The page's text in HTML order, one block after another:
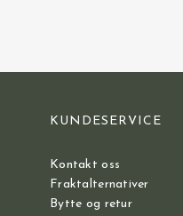
KUNDESERVICE
Kontakt oss
Fraktalternativer
Bytte og retur